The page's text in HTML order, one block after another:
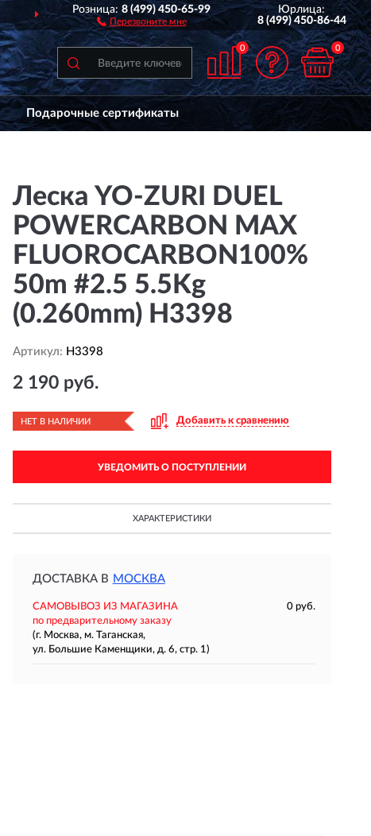
ПО ВСЕЙ РОССИИ ДО 2
Розница:8 (499) 450-65-99
Перезвоните мне
Юрлица:
8 (499) 450-86-44
0 0
Подарочные сертификаты
Леска YO-ZURI DUEL
POWERCARBON MAX
FLUOROCARBON100%
50m #2.5 5.5Kg
(0.260mm) H3398
Артикул: H3398
2 190 руб.
НЕТ В НАЛИЧИИ Добавить к сравнению
УВЕДОМИТЬ О ПОСТУПЛЕНИИ
ХАРАКТЕРИСТИКИ
ДОСТАВКА В МОСКВА
САМОВЫВОЗ ИЗ МАГАЗИНА
0 руб.
по предварительному заказу
(г. Москва, м. Таганская,
ул. Большие Каменщики, д. 6, стр. 1)